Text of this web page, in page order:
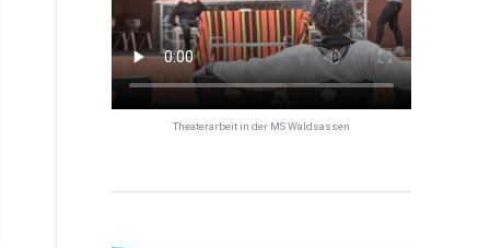
Theaterarbeit in der MS Waldsassen